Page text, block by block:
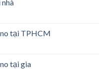
tại TPHCM
tại gia